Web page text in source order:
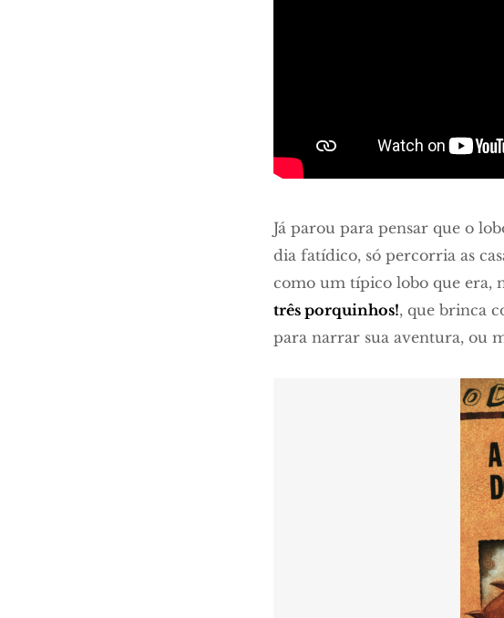
Já parou para pensar que o
dia fatídico, só percorria as
como um típico lobo que era,
três porquinhos!, que brinca
para narrar sua aventura, ou